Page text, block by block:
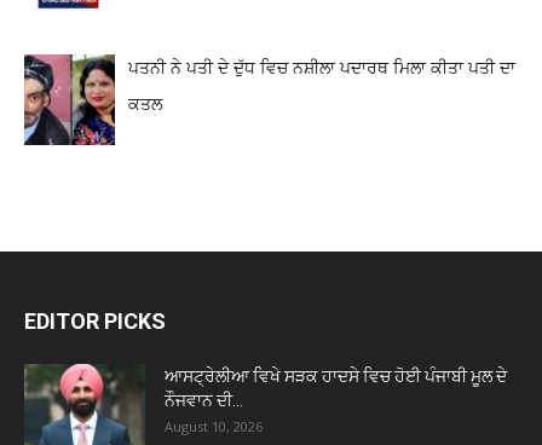
ਪਤਨੀ ਨੇ ਪਤੀ ਦੇ ਦੁੱਧ ਵਿਚ ਨਸ਼ੀਲਾ ਪਦਾਰਥ ਮਿਲਾ ਕੀਤਾ ਪਤੀ ਦਾ
ਕਤਲ
EDITOR PICKS
ਆਸਟ੍ਰੇਲੀਆ ਵਿਖੇ ਸੜਕ ਹਾਦਸੇ ਵਿਚ ਹੋਈ ਪੰਜਾਬੀ ਮੂਲ ਦੇ
ਨੌਜਵਾਨ ਦੀ...
August 10, 2026